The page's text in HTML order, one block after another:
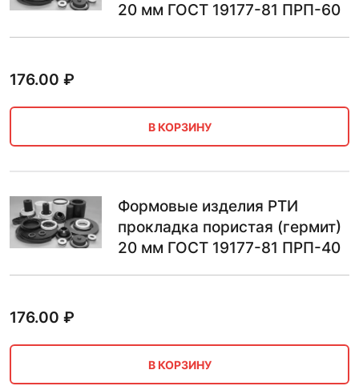
20 мм ГОСТ 19177-81 ПРП-60
176.00 ₽
В КОРЗИНУ
Формовые изделия РТИ
прокладка пористая (гермит)
20 мм ГОСТ 19177-81 ПРП-40
176.00 ₽
В КОРЗИНУ